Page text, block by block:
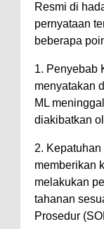
Resmi di
pernyataan
beberapa
1. Penyebab
menyatakan
ML
diakibatkan
2.
memberikan
melakukan
tahanan
Prosedur